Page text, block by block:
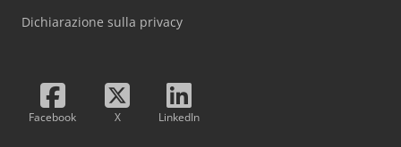
Dichiarazione sulla privacy
Facebook X LinkedIn